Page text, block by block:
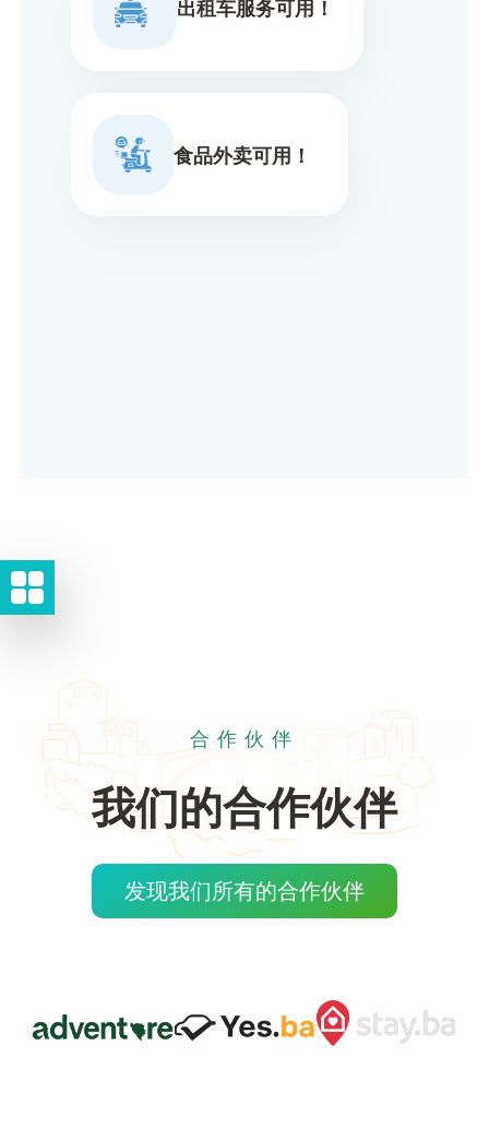
出租车服务可用！
食品外卖可用！
合作伙伴
我们的合作伙伴
发现我们所有的合作伙伴